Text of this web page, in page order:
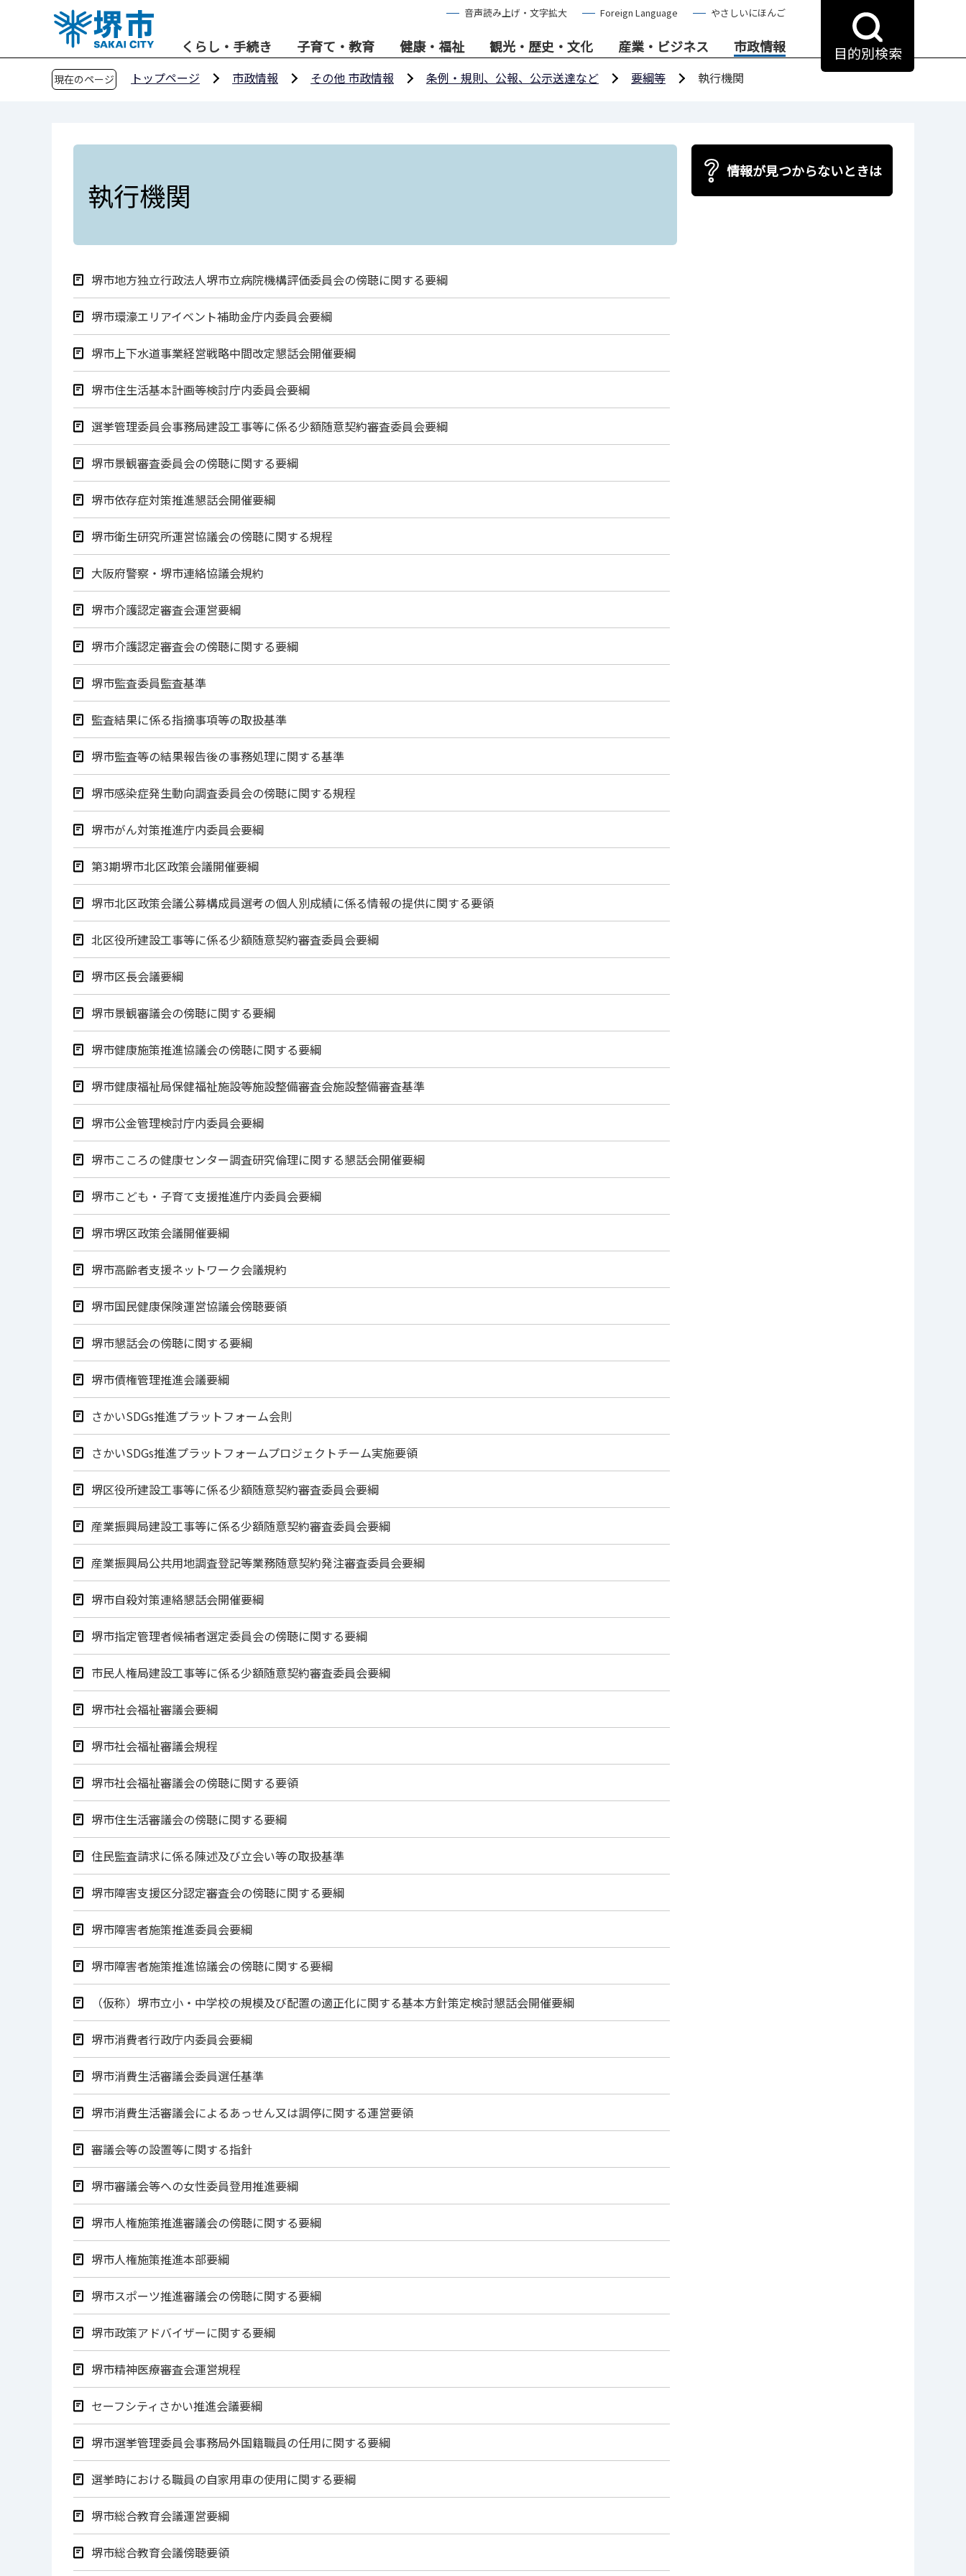
音声読み上げ・文字拡大 Foreign Language やさしいにほんご
くらし・手続き 子育て・教育 健康・福祉 観光・歴史・文化 産業・ビジネス 市政情報 目的別検索
現在のページ トップページ 市政情報 その他 市政情報 条例・規則、公報、公示送達など 要綱等 執行機関
執行機関
堺市地方独立行政法人堺市立病院機構評価委員会の傍聴に関する要綱
堺市環濠エリアイベント補助金庁内委員会要綱
堺市上下水道事業経営戦略中間改定懇話会開催要綱
堺市住生活基本計画等検討庁内委員会要綱
選挙管理委員会事務局建設工事等に係る少額随意契約審査委員会要綱
堺市景観審査委員会の傍聴に関する要綱
堺市依存症対策推進懇話会開催要綱
堺市衛生研究所運営協議会の傍聴に関する規程
大阪府警察・堺市連絡協議会規約
堺市介護認定審査会運営要綱
堺市介護認定審査会の傍聴に関する要綱
堺市監査委員監査基準
監査結果に係る指摘事項等の取扱基準
堺市監査等の結果報告後の事務処理に関する基準
堺市感染症発生動向調査委員会の傍聴に関する規程
堺市がん対策推進庁内委員会要綱
第3期堺市北区政策会議開催要綱
堺市北区政策会議公募構成員選考の個人別成績に係る情報の提供に関する要領
北区役所建設工事等に係る少額随意契約審査委員会要綱
堺市区長会議要綱
堺市景観審議会の傍聴に関する要綱
堺市健康施策推進協議会の傍聴に関する要綱
堺市健康福祉局保健福祉施設等施設整備審査会施設整備審査基準
堺市公金管理検討庁内委員会要綱
堺市こころの健康センター調査研究倫理に関する懇話会開催要綱
堺市こども・子育て支援推進庁内委員会要綱
堺市堺区政策会議開催要綱
堺市高齢者支援ネットワーク会議規約
堺市国民健康保険運営協議会傍聴要領
堺市懇話会の傍聴に関する要綱
堺市債権管理推進会議要綱
さかいSDGs推進プラットフォーム会則
さかいSDGs推進プラットフォームプロジェクトチーム実施要領
堺区役所建設工事等に係る少額随意契約審査委員会要綱
産業振興局建設工事等に係る少額随意契約審査委員会要綱
産業振興局公共用地調査登記等業務随意契約発注審査委員会要綱
堺市自殺対策連絡懇話会開催要綱
堺市指定管理者候補者選定委員会の傍聴に関する要綱
市民人権局建設工事等に係る少額随意契約審査委員会要綱
堺市社会福祉審議会要綱
堺市社会福祉審議会規程
堺市社会福祉審議会の傍聴に関する要領
堺市住生活審議会の傍聴に関する要綱
住民監査請求に係る陳述及び立会い等の取扱基準
堺市障害支援区分認定審査会の傍聴に関する要綱
堺市障害者施策推進委員会要綱
堺市障害者施策推進協議会の傍聴に関する要綱
（仮称）堺市立小・中学校の規模及び配置の適正化に関する基本方針策定検討懇話会開催要綱
堺市消費者行政庁内委員会要綱
堺市消費生活審議会委員選任基準
堺市消費生活審議会によるあっせん又は調停に関する運営要領
審議会等の設置等に関する指針
堺市審議会等への女性委員登用推進要綱
堺市人権施策推進審議会の傍聴に関する要綱
堺市人権施策推進本部要綱
堺市スポーツ推進審議会の傍聴に関する要綱
堺市政策アドバイザーに関する要綱
堺市精神医療審査会運営規程
セーフシティさかい推進会議要綱
堺市選挙管理委員会事務局外国籍職員の任用に関する要綱
選挙時における職員の自家用車の使用に関する要綱
堺市総合教育会議運営要綱
堺市総合教育会議傍聴要領
情報が見つからないときは